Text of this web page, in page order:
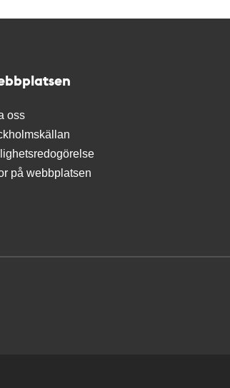
oss
på webbplatsen